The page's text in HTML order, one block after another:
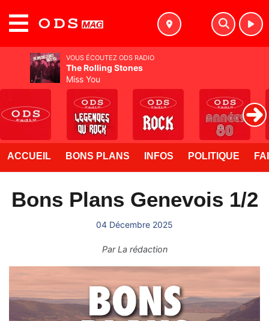
ACCUEIL BONS PLANS INFOS POLITIQUE
Bons Plans Genevois 1/2
04 Décembre 2025
ParLa rédaction
VOUS ÉCOUTEZ ODS RADIO
The Rolling Stones
Miss You